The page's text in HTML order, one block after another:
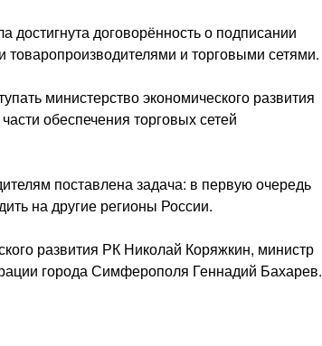
договорённость о подписании
и торговыми сетями.
министерство экономического развития
обеспечения торговых сетей
поставлена задача: в первую очередь
на другие регионы России.
развития РК Николай Коряжкин, министр
города Симферополя Геннадий Бахарев.